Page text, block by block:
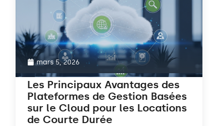
mars 5, 2026
Les Principaux Avantages des
Plateformes de Gestion Basées
sur le Cloud pour les Locations
de Courte Durée